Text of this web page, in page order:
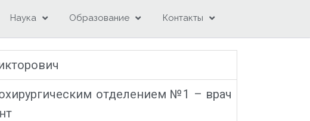
Наука Образование Контакты
отделением №1 – врач